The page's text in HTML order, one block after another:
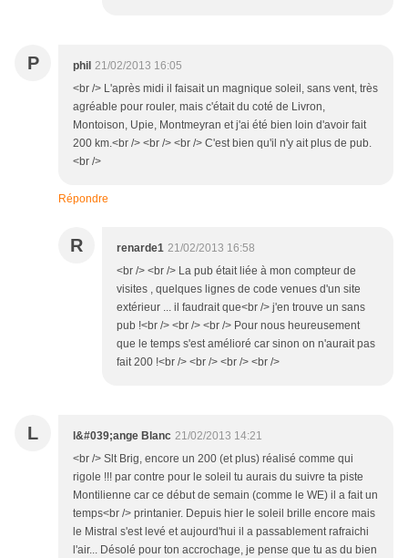
P phil 21/02/2013 16:05
<br /> L'après midi il faisait un magnique soleil, sans vent, très
agréable pour rouler, mais c'était du coté de Livron,
Montoison, Upie, Montmeyran et j'ai été bien loin d'avoir fait
200 km.<br /> <br /> <br /> C'est bien qu'il n'y ait plus de pub.
<br />
Répondre
R renarde1 21/02/2013 16:58
<br /> <br /> La pub était liée à mon compteur de
visites , quelques lignes de code venues d'un site
extérieur ... il faudrait que<br /> j'en trouve un sans
pub !<br /> <br /> <br /> Pour nous heureusement
que le temps s'est amélioré car sinon on n'aurait pas
fait 200 !<br /> <br /> <br /> <br />
L l&#039;ange Blanc 21/02/2013 14:21
<br /> Slt Brig, encore un 200 (et plus) réalisé comme qui
rigole !!! par contre pour le soleil tu aurais du suivre ta piste
Montilienne car ce début de semain (comme le WE) il a fait un
temps<br /> printanier. Depuis hier le soleil brille encore mais
le Mistral s'est levé et aujourd'hui il a passablement rafraichi
l'air... Désolé pour ton accrochage, je pense que tu as du bien